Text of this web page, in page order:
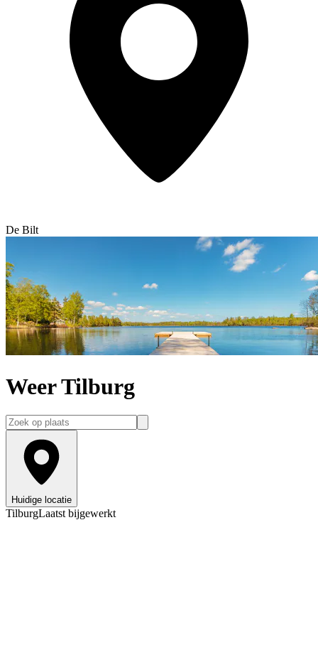
De Bilt
Weer Tilburg
Huidige locatie
TilburgLaatst bijgewerkt